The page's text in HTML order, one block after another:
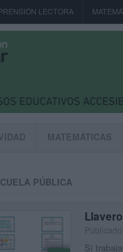
LECTORA
MATEMÁTICAS
PÚBLICA
Si